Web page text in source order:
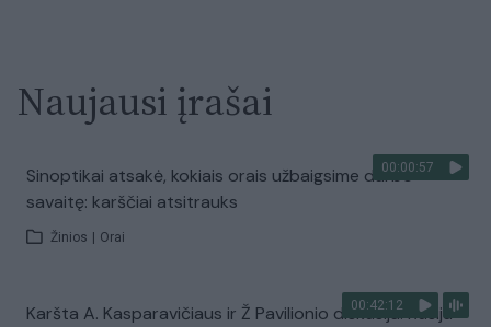
Naujausi įrašai
00:00:57
Sinoptikai atsakė, kokiais orais užbaigsime darbo
savaitę: karščiai atsitrauks
Žinios Orai
00:42:12
Karšta A. Kasparavičiaus ir Ž Pavilionio diskusija: Rusija